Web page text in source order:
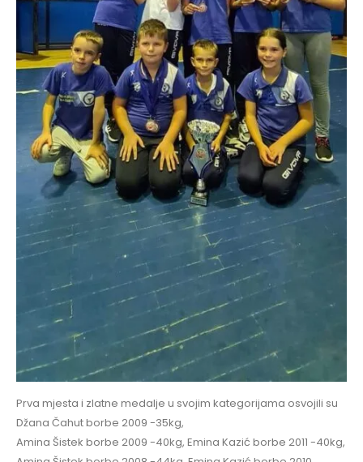
Prva mjesta i zlatne medalje u svojim kategorijama osvojili su
Džana Čahut borbe 2009 -35kg,
Amina Šistek borbe 2009 -40kg, Emina Kazić borbe 2011 -40kg,